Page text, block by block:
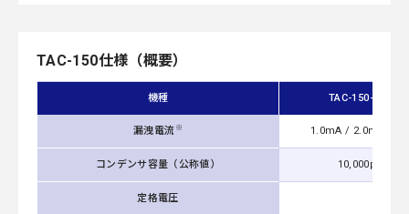
TAC-150仕様（概要）
機種 TAC-150-103
漏洩電流 ※ 1.0mA / 2.0mA max
コンデンサ容量（公称値） 10,000pF
定格電圧